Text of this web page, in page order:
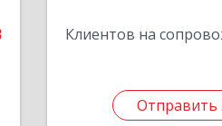
Клиентов на
Отправить
Отправить